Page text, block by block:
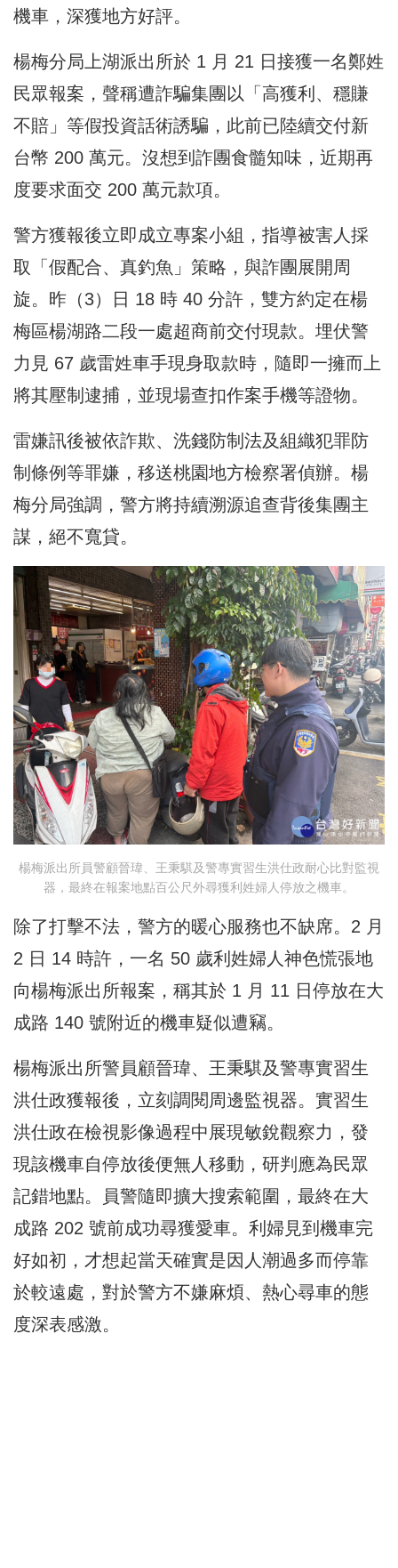
機車，深獲地方好評。
楊梅分局上湖派出所於 1 月 21 日接獲一名鄭姓
民眾報案，聲稱遭詐騙集團以「高獲利、穩賺
不賠」等假投資話術誘騙，此前已陸續交付新
台幣 200 萬元。沒想到詐團食髓知味，近期再
度要求面交 200 萬元款項。
警方獲報後立即成立專案小組，指導被害人採
取「假配合、真釣魚」策略，與詐團展開周
旋。昨（3）日 18 時 40 分許，雙方約定在楊
梅區楊湖路二段一處超商前交付現款。埋伏警
力見 67 歲雷姓車手現身取款時，隨即一擁而上
將其壓制逮捕，並現場查扣作案手機等證物。
雷嫌訊後被依詐欺、洗錢防制法及組織犯罪防
制條例等罪嫌，移送桃園地方檢察署偵辦。楊
梅分局強調，警方將持續溯源追查背後集團主
謀，絕不寬貸。
楊梅派出所員警顧晉瑋、王秉騏及警專實習生洪仕政耐心比對監視
器，最終在報案地點百公尺外尋獲利姓婦人停放之機車。
除了打擊不法，警方的暖心服務也不缺席。2 月
2 日 14 時許，一名 50 歲利姓婦人神色慌張地
向楊梅派出所報案，稱其於 1 月 11 日停放在大
成路 140 號附近的機車疑似遭竊。
楊梅派出所警員顧晉瑋、王秉騏及警專實習生
洪仕政獲報後，立刻調閱周邊監視器。實習生
洪仕政在檢視影像過程中展現敏銳觀察力，發
現該機車自停放後便無人移動，研判應為民眾
記錯地點。員警隨即擴大搜索範圍，最終在大
成路 202 號前成功尋獲愛車。利婦見到機車完
好如初，才想起當天確實是因人潮過多而停靠
於較遠處，對於警方不嫌麻煩、熱心尋車的態
度深表感激。